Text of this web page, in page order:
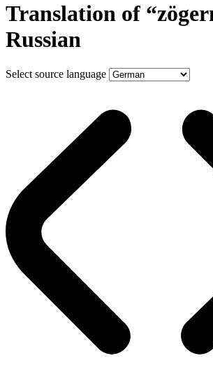
Translation of
Russian
Select source language